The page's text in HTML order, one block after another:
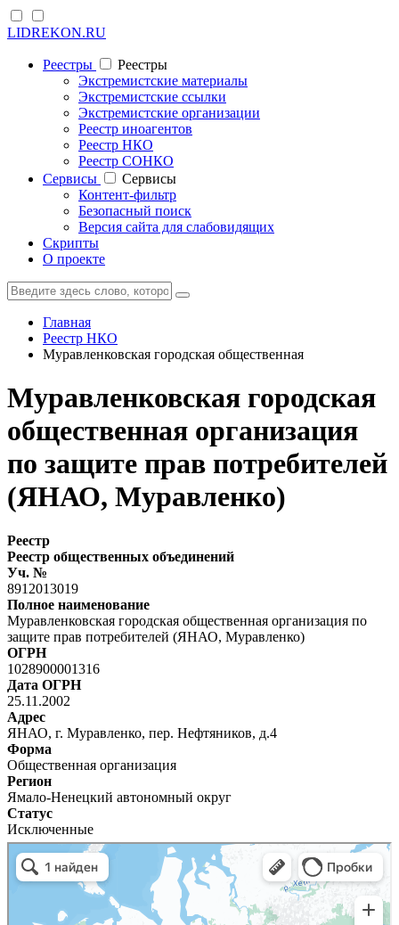
LIDREKON.RU
Реестры
Реестры
Экстремистские материалы
Экстремистские ссылки
Экстремистские организации
Реестр иноагентов
Реестр НКО
Реестр СОНКО
Cервисы
Cервисы
Контент-фильтр
Безопасный поиск
Версия сайта для слабовидящих
Скрипты
О проекте
Главная
Реестр НКО
Муравленковская городская общественная
Муравленковская городская
общественная организация
по защите прав потребителей
(ЯНАО, Муравленко)
Реестр
Реестр общественных объединений
Уч. №
8912013019
Полное наименование
Муравленковская городская общественная организация по
защите прав потребителей (ЯНАО, Муравленко)
ОГРН
1028900001316
Дата ОГРН
25.11.2002
Адрес
ЯНАО, г. Муравленко, пер. Нефтяников, д.4
Форма
Общественная организация
Регион
Ямало-Ненецкий автономный округ
Статус
Исключенные